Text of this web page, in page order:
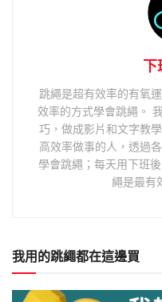
下
跳繩是超有效率的有氧
效率的方式學會跳繩。
巧，做成影片和文字教
高效率做事的人，透過
學會跳繩；每天用下班
繩是最有
我用的跳繩都在這邊買